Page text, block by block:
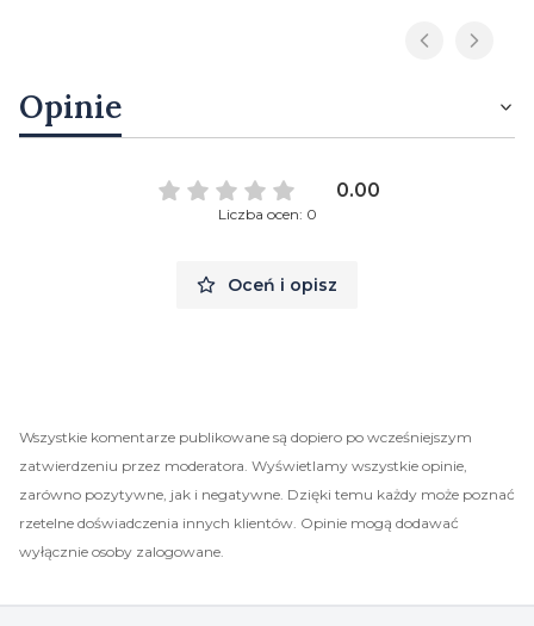
Opinie
0.00
Liczba ocen: 0
Oceń i opisz
Wszystkie komentarze publikowane są dopiero po wcześniejszym
zatwierdzeniu przez moderatora. Wyświetlamy wszystkie opinie,
zarówno pozytywne, jak i negatywne. Dzięki temu każdy może poznać
rzetelne doświadczenia innych klientów. Opinie mogą dodawać
wyłącznie osoby zalogowane.